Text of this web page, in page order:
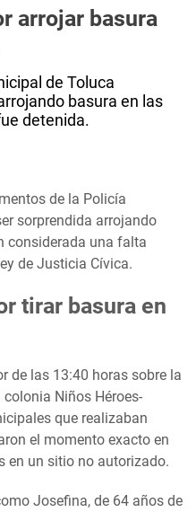
arrojar basura
de Toluca
basura en las
detenida.
de la Policía
sorprendida arrojando
considerada una falta
de Justicia Cívica.
tirar basura en
de las 13:40 horas sobre la
Niños Héroes-
que realizaban
el momento exacto en
en un sitio no autorizado.
Josefina, de 64 años de